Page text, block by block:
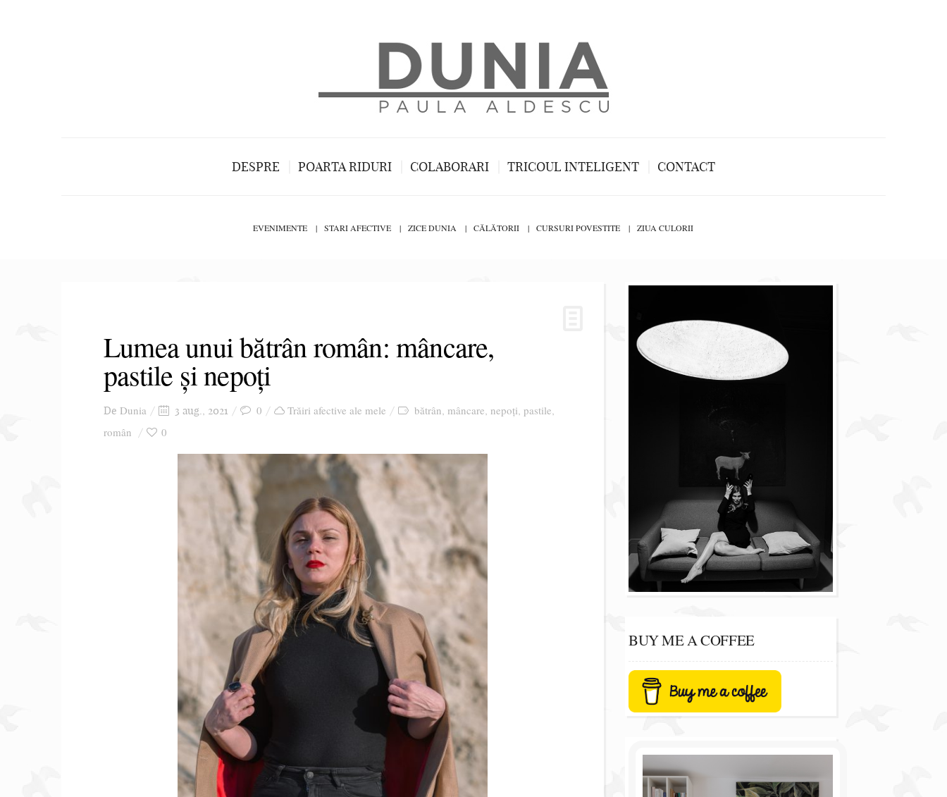
DESPRE POARTA RIDURI COLABORARI TRICOUL INTELIGENT CONTACT
EVENIMENTE STARI AFECTIVE ZICE DUNIA CĂLĂTORII CURSURI POVESTITE ZIUA CULORII
Lumea unui bătrân român: mâncare,
pastile și nepoți
De Dunia 3 aug., 2021 0 Trăiri afective ale mele bătrân, mâncare, nepoți, pastile,
român 0
BUY ME A COFFEE